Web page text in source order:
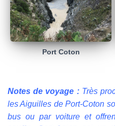
Port Coton
Notes de voyage : Très
les Aiguilles de Port-Coton
bus ou par voiture et